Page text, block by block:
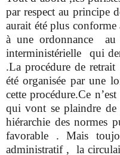
par respect au principe
aurait été plus
à une ordonnance au
interministérielle qui
.La procédure de
été organisée par une
cette procédure.Ce
qui vont se plaindre de
hiérarchie des normes
favorable . Mais
administratif , la